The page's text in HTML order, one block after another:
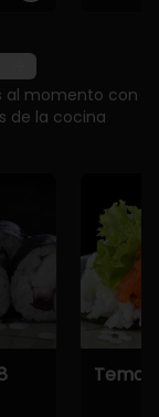
al momento con
de la cocina